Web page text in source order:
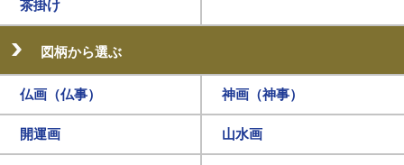
茶掛け
図柄から選ぶ
仏画（仏事） 神画（神事）
開運画 山水画